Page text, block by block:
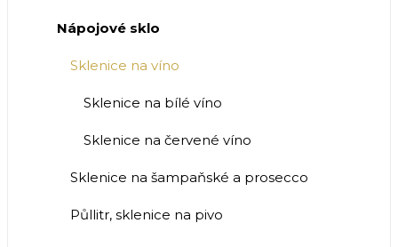
Nápojové sklo
Sklenice na víno
Sklenice na bílé víno
Sklenice na červené víno
Sklenice na šampaňské a prosecco
Půllitr, sklenice na pivo